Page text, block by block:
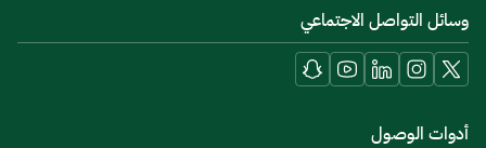
وسائل التواصل الاجتماعي
أدوات الوصول